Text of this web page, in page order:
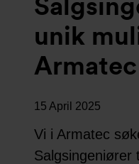
unik
Armatec
15 April 2025
Vi i Armatec
Salgsingeniører